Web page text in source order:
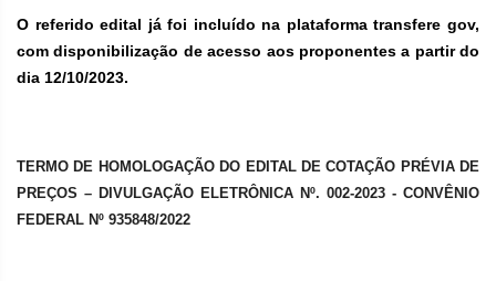
O referido edital já foi incluído na plataforma transfere gov,
com disponibilização de acesso aos proponentes a partir do
dia 12/10/2023.
TERMO DE HOMOLOGAÇÃO DO EDITAL DE COTAÇÃO PRÉVIA DE
PREÇOS – DIVULGAÇÃO ELETRÔNICA Nº. 002-2023 - CONVÊNIO
FEDERAL Nº 935848/2022